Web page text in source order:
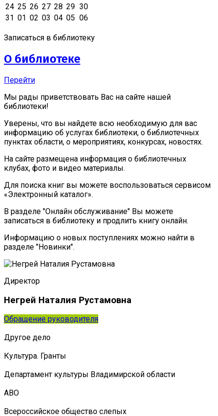
24 25 26 27 28 29 30
31 01 02 03 04 05 06
Записаться в библиотеку
О библиотеке
Перейти
Мы рады приветствовать Вас на сайте нашей
библиотеки!
Уверены, что вы найдете всю необходимую для вас
информацию об услугах библиотеки, о библиотечных
пунктах области, о мероприятиях, конкурсах, новостях.
На сайте размещена информация о библиотечных
клубах, фото и видео материалы.
Для поиска книг вы можете воспользоваться сервисом
«Электронный каталог».
В разделе "Онлайн обслуживание" Вы можете
записаться в библиотеку и продлить книгу онлайн.
Информацию о новых поступлениях можно найти в
разделе "Новинки".
Директор
Негрей Наталия Рустамовна
Обращение руководителя
Другое дело
Культура. Гранты
Департамент культуры Владимирской области
АВО
Всероссийское общество слепых